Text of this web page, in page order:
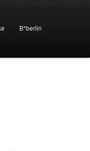
B*berlin